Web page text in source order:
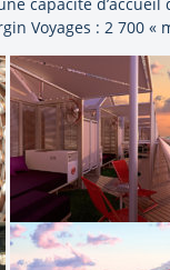
Voyages : 2 700 «